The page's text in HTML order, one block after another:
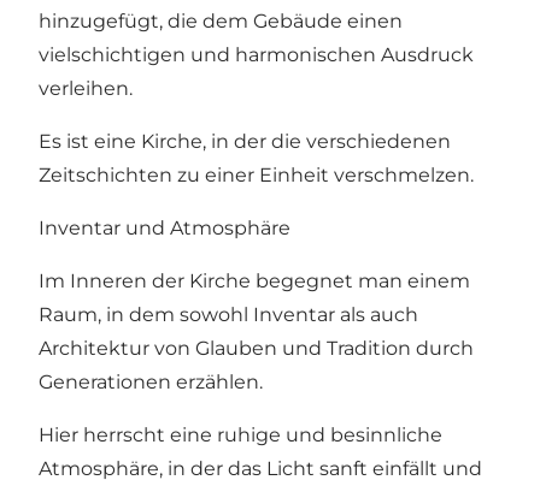
hinzugefügt, die dem Gebäude einen
vielschichtigen und harmonischen Ausdruck
verleihen.
Es ist eine Kirche, in der die verschiedenen
Zeitschichten zu einer Einheit verschmelzen.
Inventar und Atmosphäre
Im Inneren der Kirche begegnet man einem
Raum, in dem sowohl Inventar als auch
Architektur von Glauben und Tradition durch
Generationen erzählen.
Hier herrscht eine ruhige und besinnliche
Atmosphäre, in der das Licht sanft einfällt und